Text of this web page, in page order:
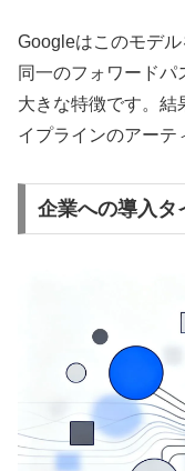
Googleはこのモデル
同一のフォワード
大きな特徴です。結
イプラインのアーテ
企業への導入タ